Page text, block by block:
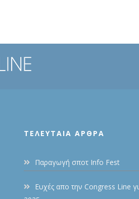
ΤΕΛΕΥΤΑΊΑ ΆΡΘΡΑ
Παραγωγή σποτ Info Fest
Ευχές απο την Congress Line